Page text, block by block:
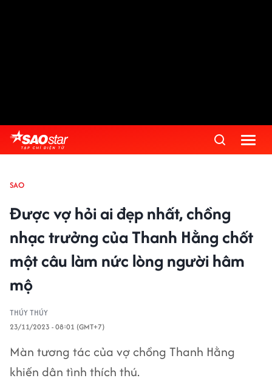
SAO
Được vợ hỏi ai đẹp nhất, chồng
nhạc trưởng của Thanh Hằng chốt
một câu làm nức lòng người hâm
mộ
THÚY THÚY
23/11/2023 - 08:01 (GMT+7)
Màn tương tác của vợ chồng Thanh Hằng
khiến dân tình thích thú.